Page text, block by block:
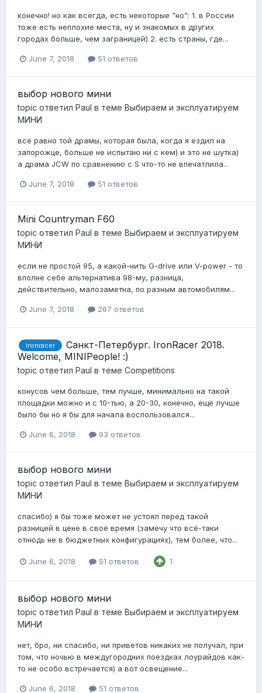
конечно! но как всегда, есть некоторые "но": 1. в России
тоже есть неплохие места, ну и знакомых в других
городах больше, чем заграницей) 2. есть страны, где...
June 7, 2018 51 ответов
выбор нового мини
topic ответил Paul в теме Выбираем и эксплуатируем
МИНИ
всё равно той драмы, которая была, когда я ездил на
запорожце, больше не испытаю ни с кем) и это не шутка)
а драма JCW по сравнению с S что-то не впечатлила...
June 7, 2018 51 ответов
Mini Countryman F60
topic ответил Paul в теме Выбираем и эксплуатируем
МИНИ
если не простой 95, а какой-нить G-drive или V-power - то
вполне себе альтернатива 98-му, разница,
действительно, малозаметна, по разным автомобилям...
June 7, 2018 267 ответов
ironracer
Санкт-Петербург. IronRacer 2018.
Welcome, MINIPeople! :)
topic ответил Paul в теме Competitions
конусов чем больше, тем лучше, минимально на такой
площадки можно и с 10-тью, а 20-30, конечно, ещё лучше
было бы но я бы для начала воспользовался...
June 6, 2018 93 ответов
выбор нового мини
topic ответил Paul в теме Выбираем и эксплуатируем
МИНИ
спасибо) я бы тоже может не устоял перед такой
разницей в цене в своё время (замечу что всё-таки
отнюдь не в бюджетных конфигурациях), тем более, что...
June 6, 2018 51 ответов 1
выбор нового мини
topic ответил Paul в теме Выбираем и эксплуатируем
МИНИ
нет, бро, ни спасибо, ни приветов никаких не получал, при
том, что ночью в междугородних поездках лоурайдов как-
то не особо встречается) а вот освещение...
June 6, 2018 51 ответов